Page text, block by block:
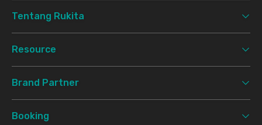
Tentang Rukita
Resource
Brand Partner
Booking